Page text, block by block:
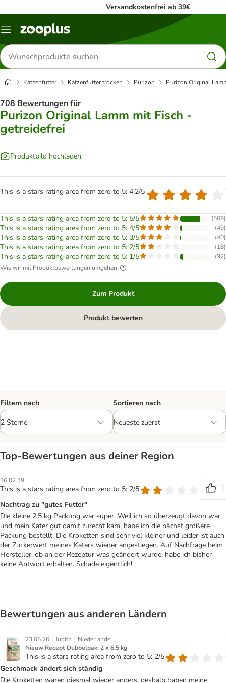
Versandkostenfrei ab 39€
Menü
Produkte
suchen
Katzenfutter Katzenfutter trocken Purizon Purizon Original
708 Bewertungen für
Purizon Original Lamm mit Fisch -
getreidefrei
Produktbild hochladen
This is a stars rating area from zero to 5: 4.2/5
This is a stars rating area from zero to 5: 5/5 (509)
This is a stars rating area from zero to 5: 4/5 (49)
This is a stars rating area from zero to 5: 3/5 (40)
This is a stars rating area from zero to 5: 2/5 (18)
This is a stars rating area from zero to 5: 1/5 (92)
Wie wir mit Produktbewertungen umgehen
Zum Produkt
Produkt bewerten
Filtern nach Sortieren nach
Top‑Bewertungen aus deiner Region
16.02.19
This is a stars rating area from zero to 5: 2/5
1
Nachtrag zu "gutes Futter"
Die kleine 2,5 kg Packung war super. Weil ich so überzeugt davon war
und mein Kater gut damit zurecht kam, habe ich die nächst größere
Packung bestellt. Die Kroketten sind sehr viel kleiner und leider ist auch
der Zuckerwert meines Katers wieder angestiegen. Auf Nachfrage beim
Hersteller, ob an der Rezeptur was geändert wurde, habe ich bisher
keine Antwort erhalten. Schade eigentlich!
Bewertungen aus anderen Ländern
23.05.26 | Judith | Niederlande
Nieuw Recept Dubbelpak: 2 x 6,5 kg
This is a stars rating area from zero to 5: 2/5
Geschmack ändert sich ständig
Die Kroketten waren diesmal wieder anders, deshalb haben meine